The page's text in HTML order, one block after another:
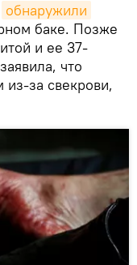
обнаружили
баке. Позже
и ее 37-
что
за свекрови,